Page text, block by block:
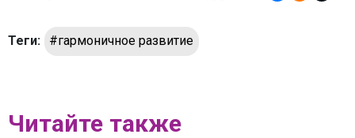
Теги: #гармоничное развитие
Читайте также